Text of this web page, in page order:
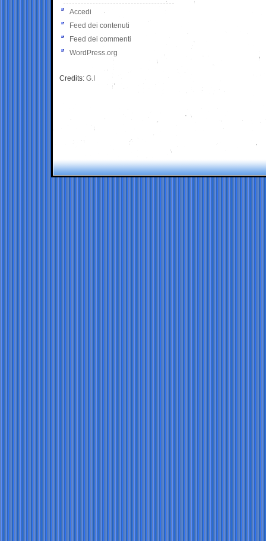
Accedi
Feed dei contenuti
Feed dei commenti
WordPress.org
Credits: G.I